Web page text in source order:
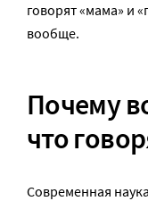
говорят «мама» и
вообще.
Почему
что
Современная